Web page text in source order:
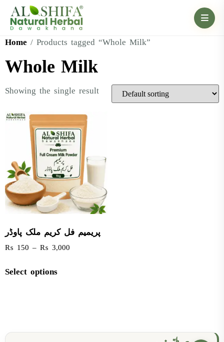
Home / Products tagged “Whole Milk”
Whole Milk
Showing the single result
پریمیم فل کریم ملک پاوڈر
₨ 150 – ₨ 3,000
Select options